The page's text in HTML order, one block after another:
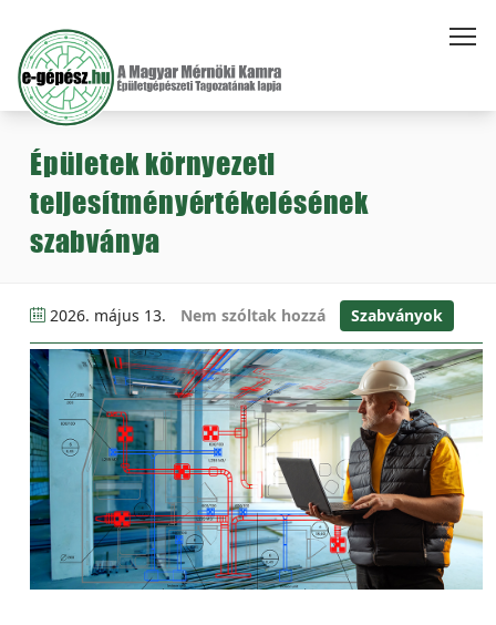
Épületek környezeti
teljesítményértékelésének
szabványa
2026. május 13. Nem szóltak hozzá Szabványok